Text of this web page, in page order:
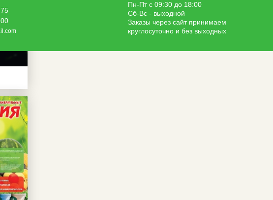
Пн-Пт с 09:30 до 18:00
Сб-Вс - выходной
Заказы через сайт принимаем
круглосуточно и без выходных